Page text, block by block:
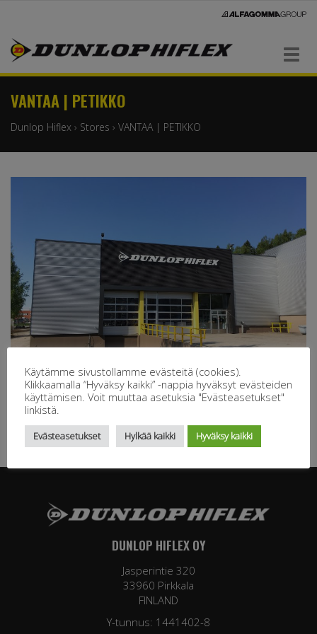
Navigaatio
VANTAA | PETIKKO
Dunlop Hiflex › Stores › VANTAA | PETIKKO
Edellinen »
« Seuraava
DUNLOP HIFLEX OY
Jasperintie 320
33960 Pirkkala
FINLAND
Y-tunnus: 1441402-8
Käytämme sivustollamme evästeitä (cookies).
Klikkaamalla “Hyväksy kaikki” -nappia hyväksyt evästeiden
käyttämisen. Voit muuttaa asetuksia "Evästeasetukset"
linkistä.
Evästeasetukset Hylkää kaikki Hyväksy kaikki